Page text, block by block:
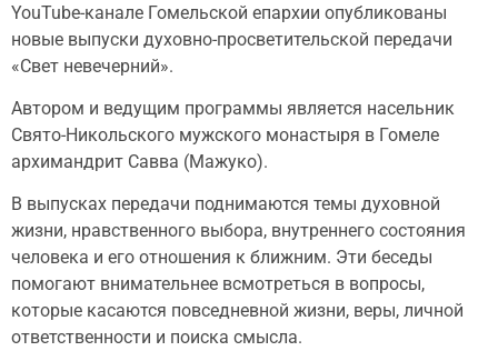
YouTube-канале Гомельской епархии опубликованы
новые выпуски духовно-просветительской передачи
«Свет невечерний».
Автором и ведущим программы является насельник
Свято-Никольского мужского монастыря в Гомеле
архимандрит Савва (Мажуко).
В выпусках передачи поднимаются темы духовной
жизни, нравственного выбора, внутреннего состояния
человека и его отношения к ближним. Эти беседы
помогают внимательнее всмотреться в вопросы,
которые касаются повседневной жизни, веры, личной
ответственности и поиска смысла.